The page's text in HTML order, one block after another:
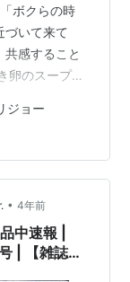
ボクらの時
づいて来て
感すること
卵のスープと
ジョー
• 4年前
中速報 |
| 【雑誌】